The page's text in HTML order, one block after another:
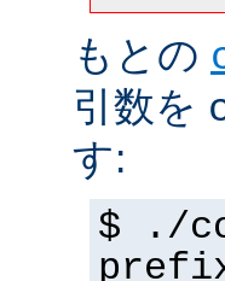
もとの
引数を
す:
$ ./